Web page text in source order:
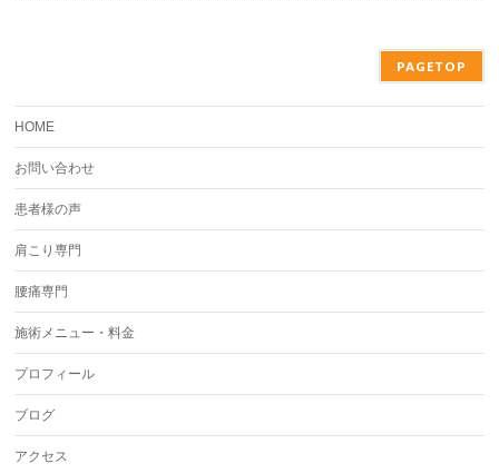
PAGETOP
HOME
お問い合わせ
患者様の声
肩こり専門
腰痛専門
施術メニュー・料金
プロフィール
ブログ
アクセス